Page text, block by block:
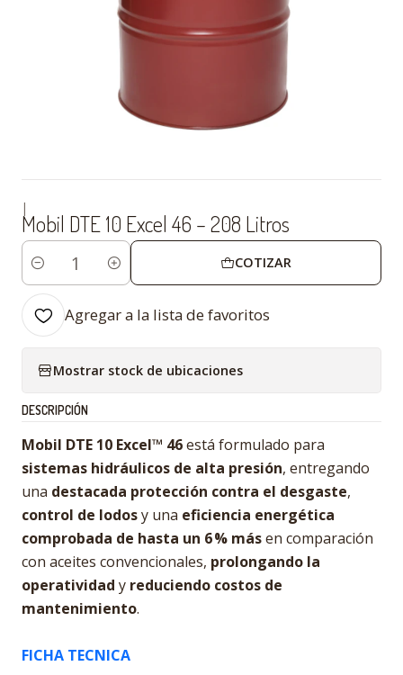
|
Mobil DTE 10 Excel 46 – 208 Litros
Cantidad
COTIZAR
Agregar a la lista de favoritos
Mostrar stock de ubicaciones
DESCRIPCIÓN
Mobil DTE 10 Excel™ 46está formulado para
sistemas hidráulicos de alta presión, entregando
una destacada protección contra el desgaste,
control de lodosy una eficiencia energética
comprobada de hasta un 6 % másen comparación
con aceites convencionales, prolongando la
operatividad y reduciendo costos de
mantenimiento.
FICHA TECNICA